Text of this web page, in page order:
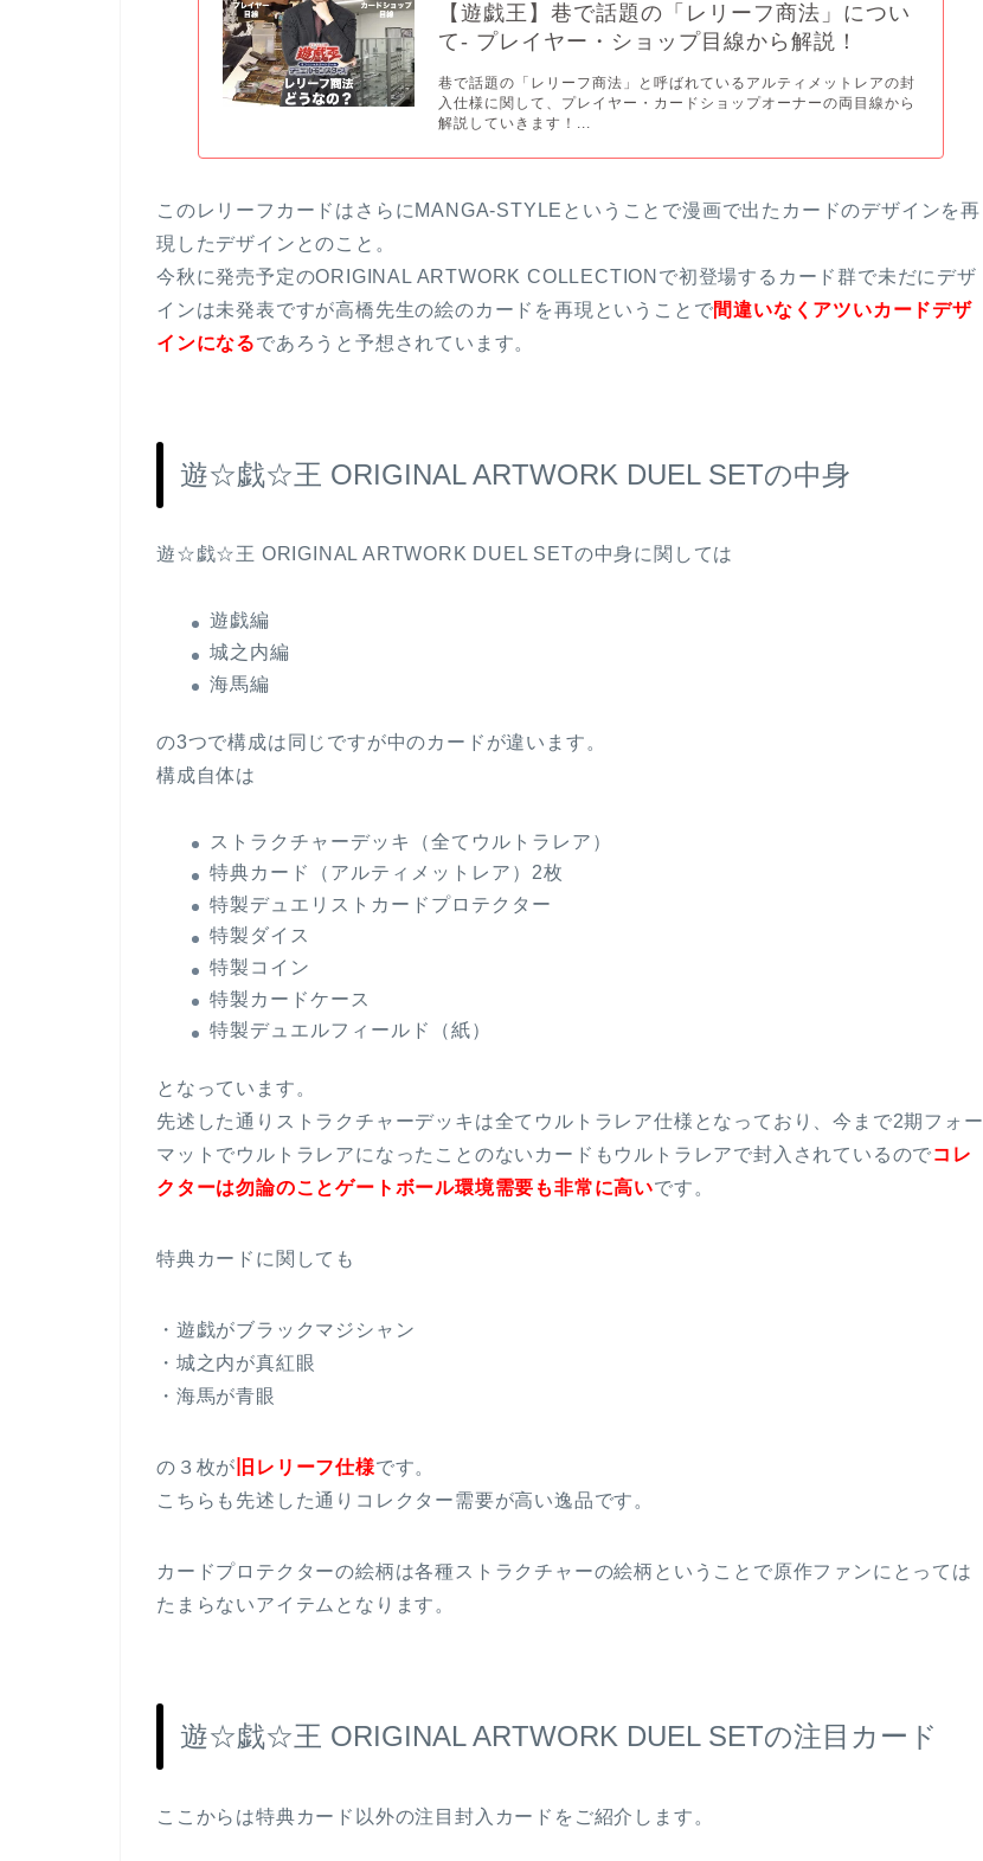
【遊戯王】巷で話題の「レリーフ商法」につい
て- プレイヤー・ショップ目線から解説！
巷で話題の「レリーフ商法」と呼ばれているアルティメットレアの封
入仕様に関して、プレイヤー・カードショップオーナーの両目線から
解説していきます！...
このレリーフカードはさらにMANGA-STYLEということで漫画で出たカードのデザインを再
現したデザインとのこと。
今秋に発売予定のORIGINAL ARTWORK COLLECTIONで初登場するカード群で未だにデザ
インは未発表ですが高橋先生の絵のカードを再現ということで間違いなくアツいカードデザ
インになるであろうと予想されています。
遊☆戯☆王 ORIGINAL ARTWORK DUEL SETの中身
遊☆戯☆王 ORIGINAL ARTWORK DUEL SETの中身に関しては
遊戯編
城之内編
海馬編
の3つで構成は同じですが中のカードが違います。
構成自体は
ストラクチャーデッキ（全てウルトラレア）
特典カード（アルティメットレア）2枚
特製デュエリストカードプロテクター
特製ダイス
特製コイン
特製カードケース
特製デュエルフィールド（紙）
となっています。
先述した通りストラクチャーデッキは全てウルトラレア仕様となっており、今まで2期フォー
マットでウルトラレアになったことのないカードもウルトラレアで封入されているのでコレ
クターは勿論のことゲートボール環境需要も非常に高いです。
特典カードに関しても
・遊戯がブラックマジシャン
・城之内が真紅眼
・海馬が青眼
の３枚が 旧レリーフ仕様です。
こちらも先述した通りコレクター需要が高い逸品です。
カードプロテクターの絵柄は各種ストラクチャーの絵柄ということで原作ファンにとっては
たまらないアイテムとなります。
遊☆戯☆王 ORIGINAL ARTWORK DUEL SETの注目カード
ここからは特典カード以外の注目封入カードをご紹介します。